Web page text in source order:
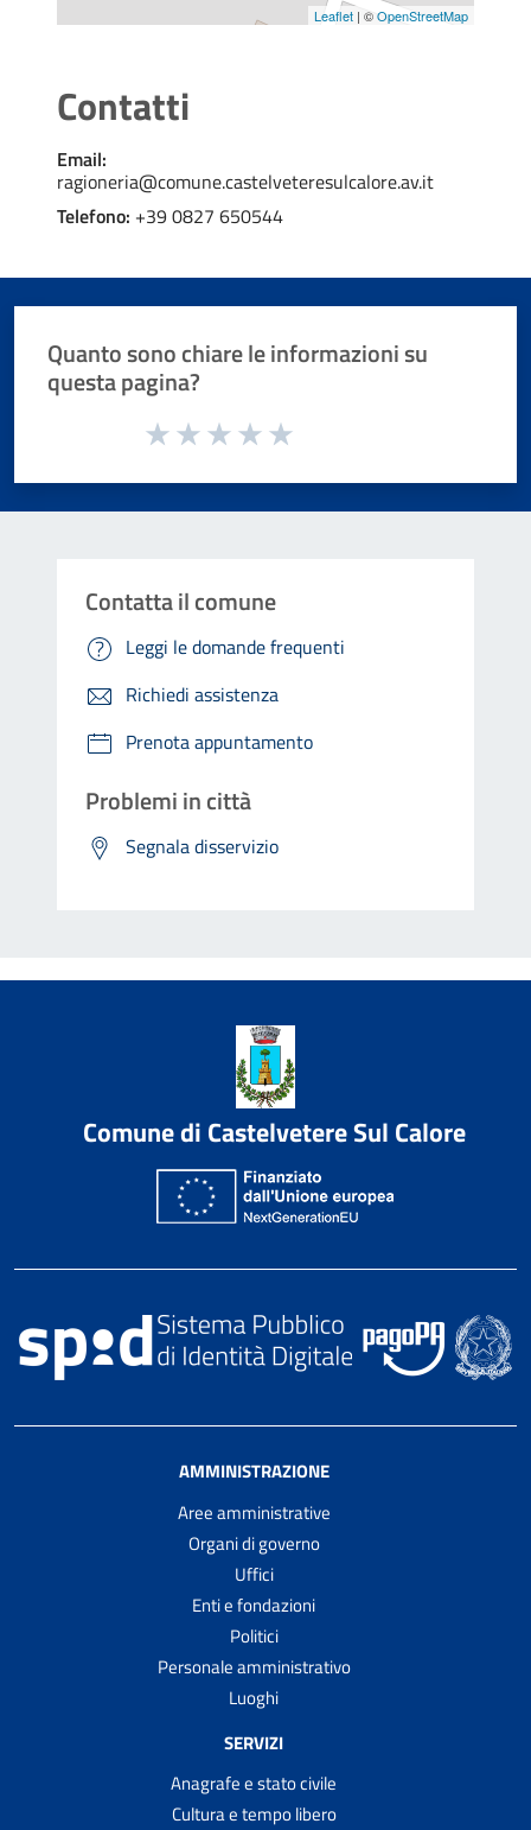
Leaflet | ©OpenStreetMap
Contatti
Email:
ragioneria@comune.castelveteresulcalore.av.it
Telefono: +39 0827 650544
Quanto sono chiare le informazioni su
questa pagina?
Valuta da 1 a 5 stelle la pagina
Contatta il comune
Leggi le domande frequenti
Richiedi assistenza
Prenota appuntamento
Problemi in città
Segnala disservizio
Comune di Castelvetere Sul Calore
AMMINISTRAZIONE
Aree amministrative
Organi di governo
Uffici
Enti e fondazioni
Politici
Personale amministrativo
Luoghi
SERVIZI
Anagrafe e stato civile
Cultura e tempo libero